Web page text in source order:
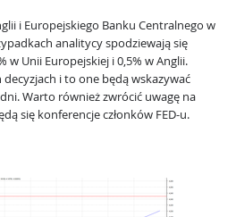
i Europejskiego Banku Centralnego w
analitycy spodziewają się
Unii Europejskiej i 0,5% w Anglii.
i to one będą wskazywać
Warto również zwrócić uwagę na
się konferencje członków FED-u.